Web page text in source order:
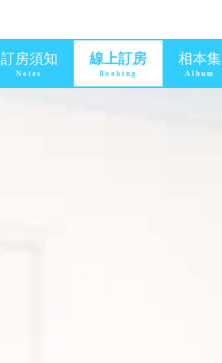
訂房須知
Notes
線上訂房
Booking
相本集
Album